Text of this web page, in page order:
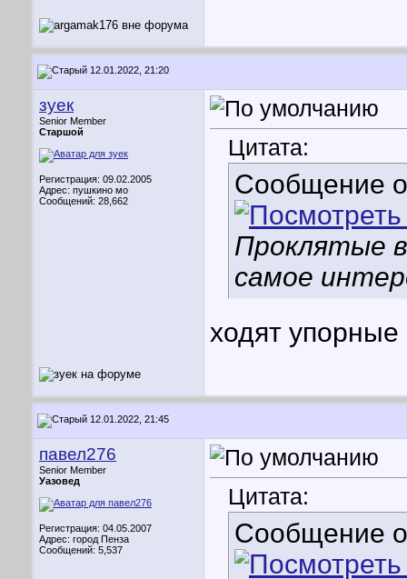
12.01.2022, 21:20
зуек
Senior Member
Старшой
Регистрация: 09.02.2005
Адрес: пушкино мо
Сообщений: 28,662
Цитата:
Сообщение
Проклятые
самое
ходят
12.01.2022, 21:45
павел276
Senior Member
Уазовед
Регистрация: 04.05.2007
Адрес: город Пенза
Сообщений: 5,537
Цитата:
Сообщение